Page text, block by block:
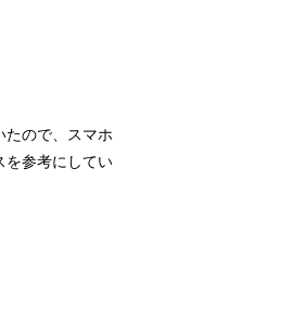
たので、スマホ
を参考にしてい